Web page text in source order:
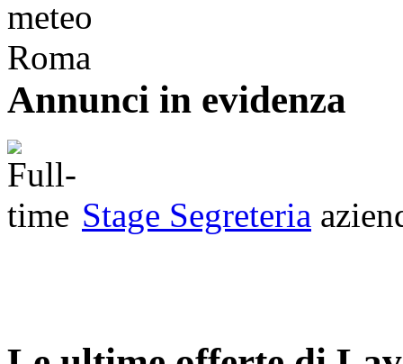
Annunci in evidenza
Stage Segreteria